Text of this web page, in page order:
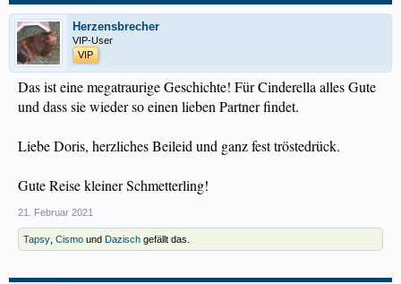
Herzensbrecher
VIP-User
VIP
Das ist eine megatraurige Geschichte! Für Cinderella alles Gute
und dass sie wieder so einen lieben Partner findet.
Liebe Doris, herzliches Beileid und ganz fest tröstedrück.
Gute Reise kleiner Schmetterling!
21. Februar 2021
Tapsy Cismo und Dazisch gefällt das.